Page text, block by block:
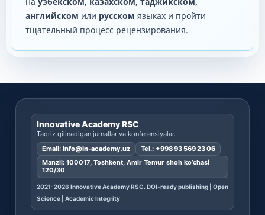
английском или русском языках и пройти
тщательный процесс рецензирования.
Innovative Academy RSC
Taqriz qilinadigan jurnallar va konferensiyalar.
Email: info@in-academy.uz Tel.: +998 93 569 23 06
Manzil: 100017, Toshkent, Amir Temur shoh ko’chasi
120/30
2021-2026 Innovative Academy RSC. DOI-ready publishing | Open
Science | Academic Integrity